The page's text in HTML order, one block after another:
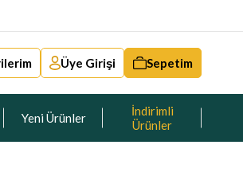
Üye Girişi Sepetim
Yeni Ürünler
İndirimli
Ürünler